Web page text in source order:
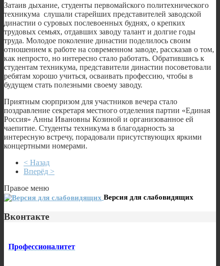
Затаив дыхание, студенты первомайского политехнического
техникума слушали старейших представителей заводской
династии о суровых послевоенных буднях, о крепких
трудовых семьях, отдавших заводу талант и долгие годы
труда. Молодое поколение династии поделилось своим
отношением к работе на современном заводе, рассказав о том,
как непросто, но интересно стало работать. Обратившись к
студентам техникума, представители династии посоветовали
ребятам хорошо учиться, осваивать профессию, чтобы в
будущем стать полезными своему заводу.
Приятным сюрпризом для участников вечера стало
поздравление секретаря местного отделения партии «Единая
Россия» Анны Ивановны Козиной и организованное ей
чаепитие. Студенты техникума в благодарность за
интересную встречу, порадовали присутствующих яркими
концертными номерами.
< Назад
Вперёд >
Правое меню
Версия для слабовидящих
Вконтакте
Профессионалитет